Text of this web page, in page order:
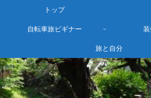
トップ
自転車旅ビギナー
旅と自分